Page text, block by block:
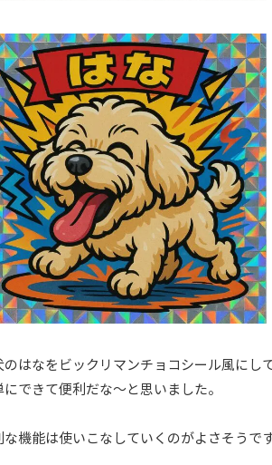
のはなをビックリマンチョコシール風にし
にできて便利だな～と思いました。
な機能は使いこなしていくのがよさそうで